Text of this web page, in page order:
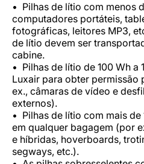
Pilhas de lítio com menos
computadores portáteis,
fotográficas, leitores MP3,
de lítio devem ser
cabine.
Pilhas de lítio de 100 Wh a
Luxair para obter
ex., câmaras de vídeo e
externos).
Pilhas de lítio com mais
em qualquer bagagem (por
e híbridas, hoverboards,
segways, etc.).